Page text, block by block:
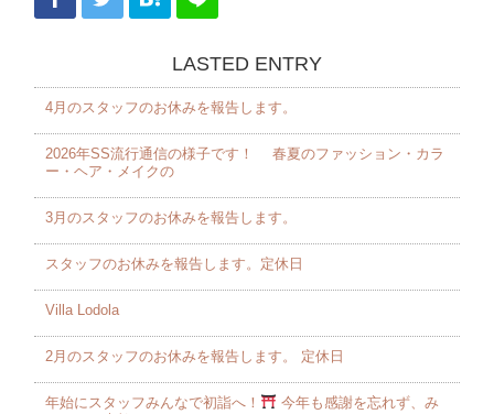
LASTED ENTRY
4月のスタッフのお休みを報告します。 ⁡
2026年SS流行通信の様子です！ 春夏のファッション・カラ
ー・ヘア・メイクの
3月のスタッフのお休みを報告します。 ⁡
スタッフのお休みを報告します。定休日
Villa Lodola
2月のスタッフのお休みを報告します。 定休日
年始にスタッフみんなで初詣へ！
今年も感謝を忘れず、み